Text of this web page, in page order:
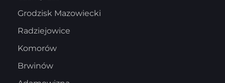
Grodzisk Mazowiecki
Radziejowice
Komorów
Brwinów